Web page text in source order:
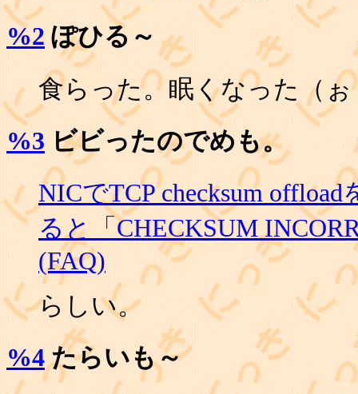
%2 ぽひる～
食らった。眠くなった（ぉ
%3 ビビったのでめも。
NICでTCP checksum
ると「CHECKSUM
(FAQ)
らしい。
%4たらいも～